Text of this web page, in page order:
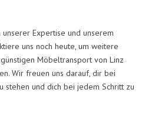
Expertise und unserem
uns noch heute, um weitere
Möbeltransport von Linz
Wir freuen uns darauf, dir bei
stehen und dich bei jedem Schritt zu